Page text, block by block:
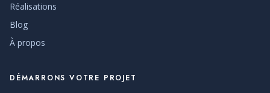
Réalisations
Blog
À propos
DÉMARRONS VOTRE PROJET